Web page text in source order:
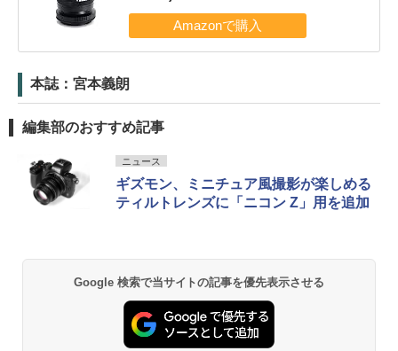
本誌：宮本義朗
編集部のおすすめ記事
ニュース
ギズモン、ミニチュア風撮影が楽しめる
ティルトレンズに「ニコン Z」用を追加
Google 検索で当サイトの記事を優先表示させる